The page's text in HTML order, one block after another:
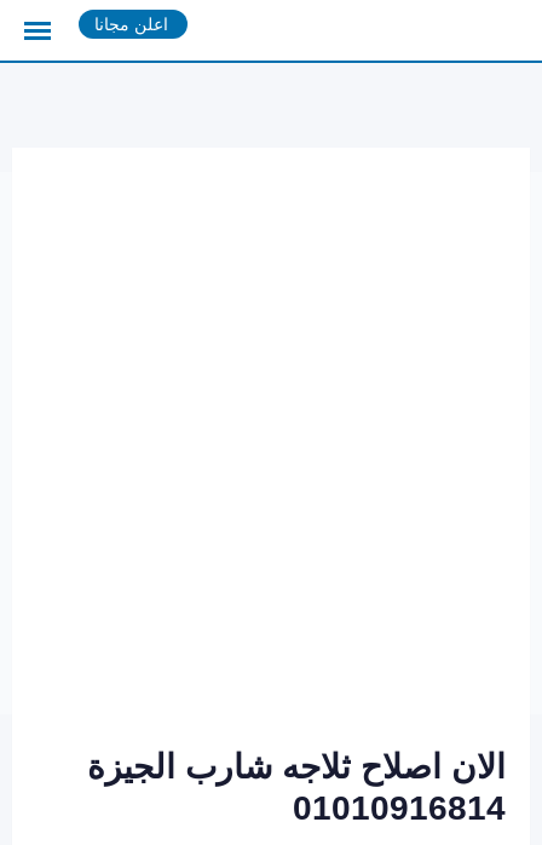
اعلن مجانا
الان اصلاح ثلاجه شارب الجيزة
01010916814